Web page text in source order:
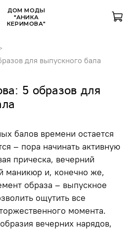
ДОМ МОДЫ
"АНИКА
КЕРИМОВА"
для выпускного бала
5 образов для
балов времени остается
– пора начинать активную
прическа, вечерний
маникюр и, конечно же,
образа – выпускное
ощутить все
момента.
вечерних нарядов,